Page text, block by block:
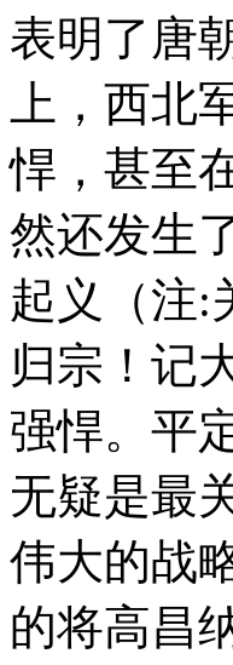
表明了唐
上，西北
悍，甚至
然还发生
起义（注:
归宗！记
强悍。平
无疑是最
伟大的战
的将高昌